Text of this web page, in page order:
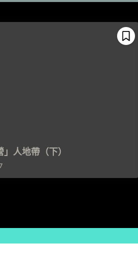
人地帶（下）